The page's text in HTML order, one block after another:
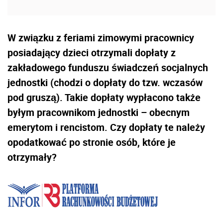
W związku z feriami zimowymi pracownicy
posiadający dzieci otrzymali dopłaty z
zakładowego funduszu świadczeń socjalnych
jednostki (chodzi o dopłaty do tzw. wczasów
pod gruszą). Takie dopłaty wypłacono także
byłym pracownikom jednostki – obecnym
emerytom i rencistom. Czy dopłaty te należy
opodatkować po stronie osób, które je
otrzymały?